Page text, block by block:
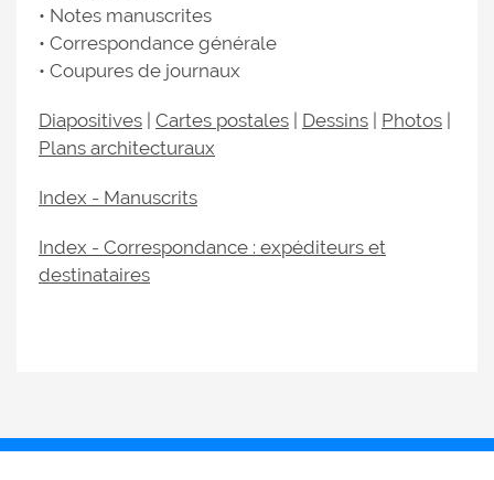
• Notes manuscrites
• Correspondance générale
• Coupures de journaux
Diapositives Cartes postales Dessins Photos
Plans architecturaux
Index - Manuscrits
Index - Correspondance : expéditeurs et
destinataires